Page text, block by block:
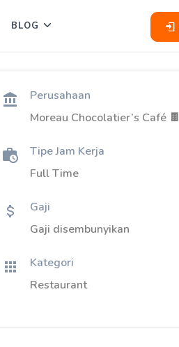
BLOG
Perusahaan
Moreau Chocolatier’s Café 🍫
Tipe Jam Kerja
Full Time
Gaji
Gaji disembunyikan
Kategori
Restaurant